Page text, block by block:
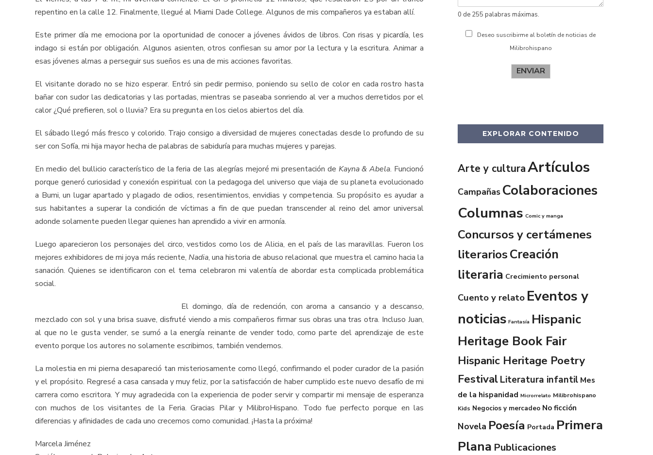
repentino en la calle 12. Finalmente, llegué al Miami Dade College. Algunos de mis compañeros ya estaban allí.
Este primer día me emociona por la oportunidad de conocer a jóvenes ávidos de libros. Con risas y picardía, les
indago si están por obligación. Algunos asienten, otros confiesan su amor por la lectura y la escritura. Animar a
esas jóvenes almas a perseguir sus sueños es una de mis acciones favoritas.
El visitante dorado no se hizo esperar. Entró sin pedir permiso, poniendo su sello de color en cada rostro hasta
bañar con sudor las dedicatorias y las portadas, mientras se paseaba sonriendo al ver a muchos derretidos por el
calor ¿Qué prefieren, sol o lluvia? Era su pregunta en los cielos abiertos del día.
El sábado llegó más fresco y colorido. Trajo consigo a diversidad de mujeres conectadas desde lo profundo de su
ser con Sofía, mi hija mayor hecha de palabras de sabiduría para muchas mujeres y parejas.
En medio del bullicio característico de la feria de las alegrías mejoré mi presentación de Kayna & Abela. Funcionó
porque generó curiosidad y conexión espiritual con la pedagoga del universo que viaja de su planeta evolucionado
a Bumi, un lugar apartado y plagado de odios, resentimientos, envidias y competencia. Su propósito es ayudar a
sus habitantes a superar la condición de víctimas a fin de que puedan transcender al reino del amor universal
adonde solamente pueden llegar quienes han aprendido a vivir en armonía.
Luego aparecieron los personajes del circo, vestidos como los de Alicia, en el país de las maravillas. Fueron los
mejores exhibidores de mi joya más reciente, Nadia, una historia de abuso relacional que muestra el camino hacia la
sanación. Quienes se identificaron con el tema celebraron mi valentía de abordar esta complicada problemática
social.
El domingo, día de redención, con aroma a cansancio y a descanso,
mezclado con sol y una brisa suave, disfruté viendo a mis compañeros firmar sus obras una tras otra. Incluso Juan,
al que no le gusta vender, se sumó a la energía reinante de vender todo, como parte del aprendizaje de este
evento porque los autores no solamente escribimos, también vendemos.
La molestia en mi pierna desapareció tan misteriosamente como llegó, confirmando el poder curador de la pasión
y el propósito. Regresé a casa cansada y muy feliz, por la satisfacción de haber cumplido este nuevo desafío de mi
carrera como escritora. Y muy agradecida con la experiencia de poder servir y compartir mi mensaje de esperanza
con muchos de los visitantes de la Feria. Gracias Pilar y MilibroHispano. Todo fue perfecto porque en las
diferencias y afinidades de cada uno crecemos como comunidad. ¡Hasta la próxima!
Marcela Jiménez
0 de 255 palabras máximas.
Deseo suscribirme al boletín de noticias de
Milibrohispano
ENVIAR
EXPLORAR CONTENIDO
Arte y culturaArtículos
Campañas Colaboraciones
Columnas Comic y manga
Concursos y certámenes
literariosCreación
literaria Crecimiento personal
Cuento y relato Eventos y
noticias Fantasía Hispanic
Heritage Book Fair
Hispanic Heritage Poetry
FestivalLiteratura infantil Mes
de la hispanidad Microrrelato Milibrohispano
Kids Negocios y mercadeo No ficción
Novela Poesía Portada Primera
Plana Publicaciones